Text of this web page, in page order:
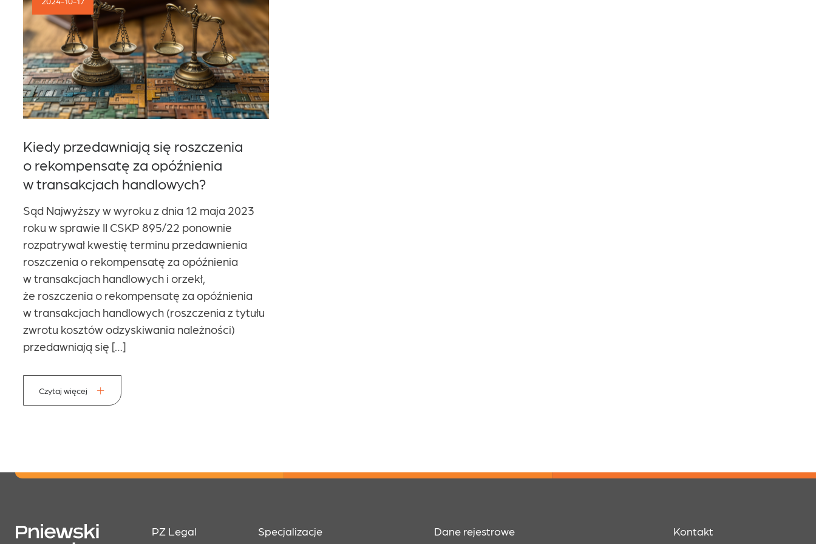
Kariera
Kontakt
Kiedy przedawniają się roszczenia
o rekompensatę za opóźnienia
w transakcjach handlowych?
Sąd Najwyższy w wyroku z dnia 12 maja 2023
roku w sprawie II CSKP 895/22 ponownie
rozpatrywał kwestię terminu przedawnienia
roszczenia o rekompensatę za opóźnienia
w transakcjach handlowych i orzekł,
że roszczenia o rekompensatę za opóźnienia
w transakcjach handlowych (roszczenia z tytułu
zwrotu kosztów odzyskiwania należności)
przedawniają się […]
Czytaj więcej
PZ Legal Specjalizacje Dane rejestrowe Kontakt